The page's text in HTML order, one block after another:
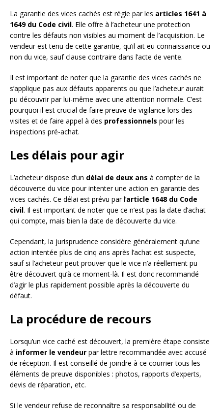
La garantie des vices cachés est régie par les articles 1641 à
1649 du Code civil. Elle offre à l’acheteur une protection
contre les défauts non visibles au moment de l’acquisition. Le
vendeur est tenu de cette garantie, qu’il ait eu connaissance ou
non du vice, sauf clause contraire dans l’acte de vente.
Il est important de noter que la garantie des vices cachés ne
s’applique pas aux défauts apparents ou que l’acheteur aurait
pu découvrir par lui-même avec une attention normale. C’est
pourquoi il est crucial de faire preuve de vigilance lors des
visites et de faire appel à des professionnels pour les
inspections pré-achat.
Les délais pour agir
L’acheteur dispose d’un délai de deux ans à compter de la
découverte du vice pour intenter une action en garantie des
vices cachés. Ce délai est prévu par l’article 1648 du Code
civil. Il est important de noter que ce n’est pas la date d’achat
qui compte, mais bien la date de découverte du vice.
Cependant, la jurisprudence considère généralement qu’une
action intentée plus de cinq ans après l’achat est suspecte,
sauf si l’acheteur peut prouver que le vice n’a réellement pu
être découvert qu’à ce moment-là. Il est donc recommandé
d’agir le plus rapidement possible après la découverte du
défaut.
La procédure de recours
Lorsqu’un vice caché est découvert, la première étape consiste
à informer le vendeur par lettre recommandée avec accusé
de réception. Il est conseillé de joindre à ce courrier tous les
éléments de preuve disponibles : photos, rapports d’experts,
devis de réparation, etc.
Si le vendeur refuse de reconnaître sa responsabilité ou de